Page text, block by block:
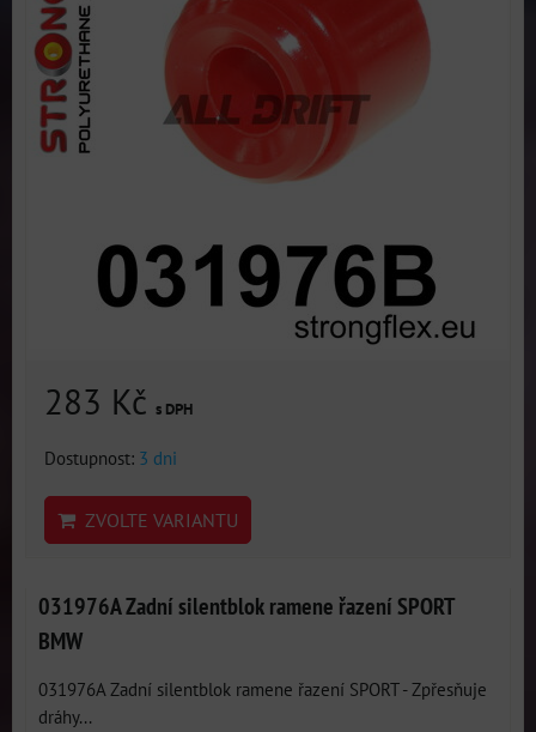
283 Kč s DPH
Dostupnost: 3 dni
ZVOLTE VARIANTU
031976A Zadní silentblok ramene řazení SPORT
BMW
031976A Zadní silentblok ramene řazení SPORT - Zpřesňuje
dráhy...